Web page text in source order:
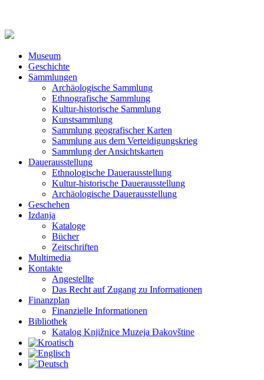
Museum
Geschichte
Sammlungen
Archäologische Sammlung
Ethnografische Sammlung
Kultur-historische Sammlung
Kunstsammlung
Sammlung geografischer Karten
Sammlung aus dem Verteidigungskrieg
Sammlung der Ansichtskarten
Dauerausstellung
Ethnologische Dauerausstellung
Kultur-historische Dauerausstellung
Archäologische Dauerausstellung
Geschehen
Izdanja
Kataloge
Bücher
Zeitschriften
Multimedia
Kontakte
Angestellte
Das Recht auf Zugang zu Informationen
Finanzplan
Finanzielle Informationen
Bibliothek
Katalog Knjižnice Muzeja Đakovštine